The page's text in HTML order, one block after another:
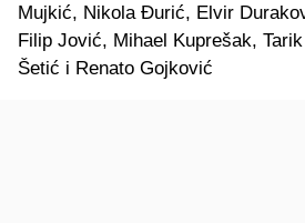
Mujkić, Nikola Đurić, Elvir
Filip Jović, Mihael Kuprešak,
Šetić i Renato Gojković